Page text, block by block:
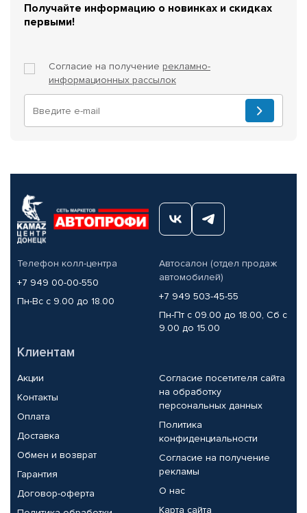
Получайте информацию о новинках и скидках
первыми!
Согласие на получение рекламно-
информационных рассылок
Телефон колл-центра
+7 949 00-00-550
Пн-Вс с 9.00 до 18.00
Автосалон (отдел продаж
автомобилей)
+7 949 503-45-55
Пн-Пт с 09.00 до 18.00, Сб с
9.00 до 15.00
Клиентам
Акции
Контакты
Оплата
Доставка
Обмен и возврат
Гарантия
Договор-оферта
Согласие посетителя сайта
на обработку
персональных данных
Политика
конфиденциальности
Согласие на получение
рекламы
О нас
Карта сайта